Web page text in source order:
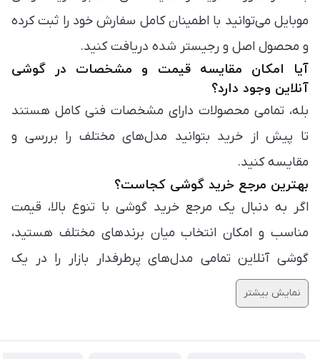
موبایل می‌توانید با اطمینان کامل سفارش خود را ثبت کرده
و محصول اصل و رجیستر شده دریافت کنید.
آیا امکان مقایسه قیمت و مشخصات در گوشی
آنلاین وجود دارد؟
بله، تمامی محصولات دارای مشخصات فنی کامل هستند
تا پیش از خرید بتوانید مدل‌های مختلف را بررسی و
مقایسه کنید.
بهترین مرجع خرید گوشی کجاست؟
اگر به دنبال یک مرجع خرید گوشی با تنوع بالا، قیمت
مناسب و امکان انتخاب میان برندهای مختلف هستید،
گوشی آنلاین تمامی مدل‌های پرطرفدار بازار را در یک
صفحه در اختیار شما قرار داده است.
نمایش بیشتر